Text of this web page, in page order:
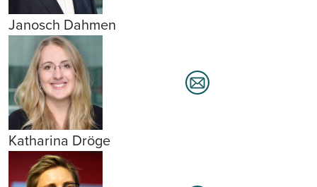
Janosch Dahmen
Katharina Dröge